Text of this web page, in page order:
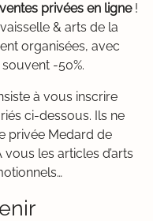
privées en ligne!
& arts de la
organisées, avec
-50%.
à vous inscrire
ci-dessous. Ils ne
privée Medard de
les articles d’arts